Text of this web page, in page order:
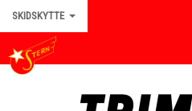
SKIDSKYTTE